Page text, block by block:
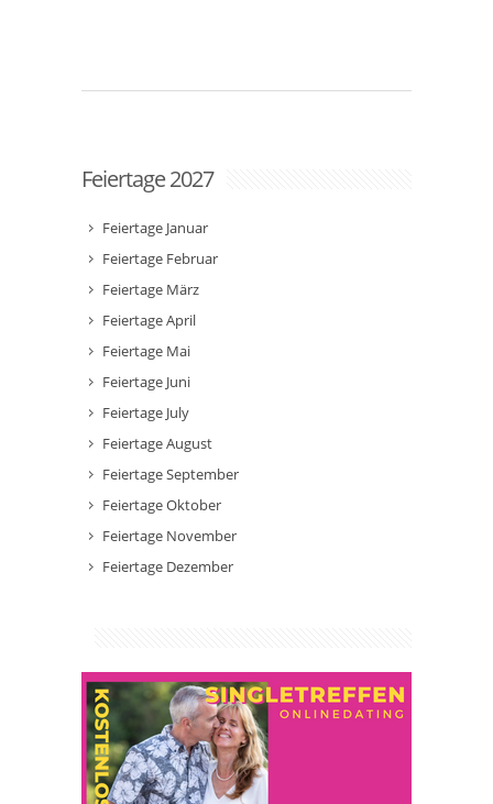
Feiertage 2027
Feiertage Januar
Feiertage Februar
Feiertage März
Feiertage April
Feiertage Mai
Feiertage Juni
Feiertage July
Feiertage August
Feiertage September
Feiertage Oktober
Feiertage November
Feiertage Dezember